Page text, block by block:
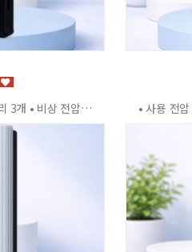
• 사용 전압 – 알카라인 배터리 3개 • 비상 전압 - DC3.2V±0.2V • 전력 소비량 – 정전류 : ≤30μA 동작전류 : ≤150 MA • 사용 환경 – 온도 : 0℃ ~ +70℃ 습도 : RH 20% ~ RH95%RH 사용방법 < 잠금방법 > - 비밀번호 4자리 숫자를 입력하면 문이 자동으로 잠깁니다. < 찾는방법> - 입력했던 비밀번호 4자리 숫자를 누르면 자동으로 문이 열립니다. - 비밀번호를 잊었을 경우 마스터키 사용 가능 특징 - 마스터키 10개까지 등록가능 - 버튼 백라이트 - 배터리 방전 시 외부전원 공급기 사용가능 - 자동/수동 잠금 설정 가능 - 마스터 비밀번호 설정 가능 - 무음모드 가능 - 13.56MHZ